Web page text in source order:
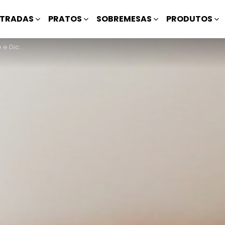
PRATOS SOBREMESAS PRODUTOS